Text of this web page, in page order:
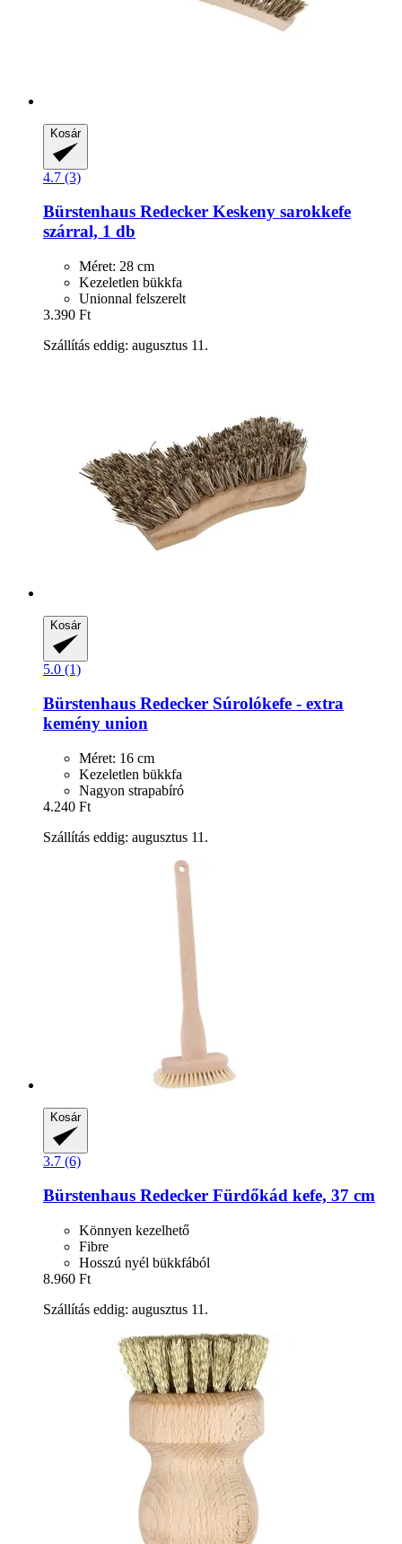
Kosár
4.7 (3)
Bürstenhaus Redecker Keskeny sarokkefe
szárral, 1 db
Méret: 28 cm
Kezeletlen bükkfa
Unionnal felszerelt
3.390 Ft
Szállítás eddig: augusztus 11.
Kosár
5.0 (1)
Bürstenhaus Redecker Súrolókefe -​ extra
kemény union
Méret: 16 cm
Kezeletlen bükkfa
Nagyon strapabíró
4.240 Ft
Szállítás eddig: augusztus 11.
Kosár
3.7 (6)
Bürstenhaus Redecker Fürdőkád kefe, 37 cm
Könnyen kezelhető
Fibre
Hosszú nyél bükkfából
8.960 Ft
Szállítás eddig: augusztus 11.